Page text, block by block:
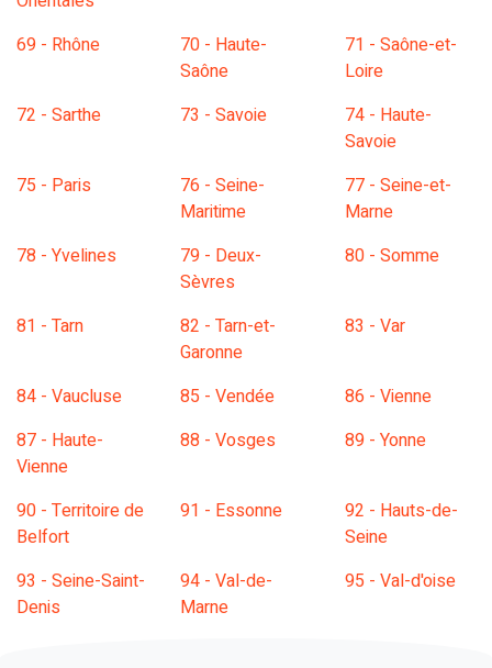
69 - Rhône
70 - Haute-
Saône
71 - Saône-et-
Loire
72 - Sarthe
73 - Savoie
74 - Haute-
Savoie
75 - Paris
76 - Seine-
Maritime
77 - Seine-et-
Marne
78 - Yvelines
79 - Deux-
Sèvres
80 - Somme
81 - Tarn
82 - Tarn-et-
Garonne
83 - Var
84 - Vaucluse 85 - Vendée
86 - Vienne
87 - Haute-
Vienne
88 - Vosges 89 - Yonne
90 - Territoire de
Belfort
91 - Essonne
92 - Hauts-de-
Seine
93 - Seine-Saint-
Denis
94 - Val-de-
Marne
95 - Val-d'oise